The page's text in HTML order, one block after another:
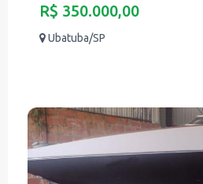
R$ 350.000,00
Ubatuba/SP